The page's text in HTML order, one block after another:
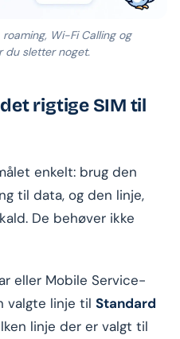
Wi-Fi Calling og
du sletter noget.
rigtige SIM til
enkelt: brug den
til data, og den linje,
De behøver ikke
eller Mobile Service-
valgte linje til Standard
linje der er valgt til